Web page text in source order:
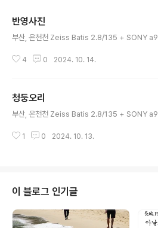
반영사진
부산, 온천천 Zeiss Batis 2.8/135 + SONY a9
4 0 2024. 10. 14.
청둥오리
부산, 온천천 Zeiss Batis 2.8/135 + SONY a9
1 0 2024. 10. 13.
이 블로그 인기글